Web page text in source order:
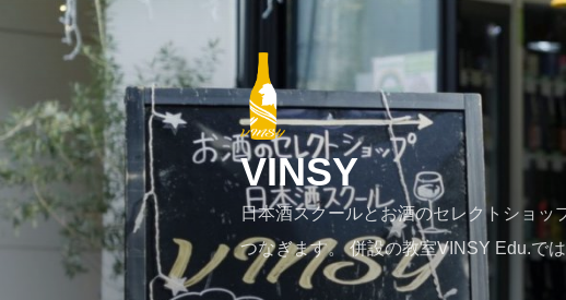
ツ
へ
ス
ッ
VINSY
日本酒スクールとお酒のセレクトショ
つなぎます。 併設の教室VINSY Edu.で